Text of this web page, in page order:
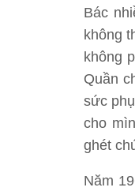
Bác
không
không
Quần
sức
cho
ghét
Năm